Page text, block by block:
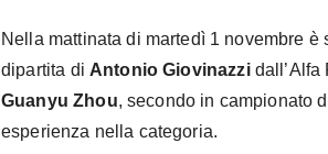
Nella mattinata di martedì 1 novembre è
dipartita di Antonio Giovinazzidall’Alfa
Guanyu Zhou, secondo in campionato
esperienza nella categoria.